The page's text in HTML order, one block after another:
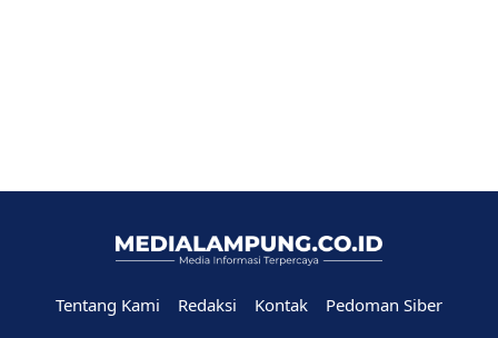
Tentang Kami Redaksi Kontak
Pedoman Siber